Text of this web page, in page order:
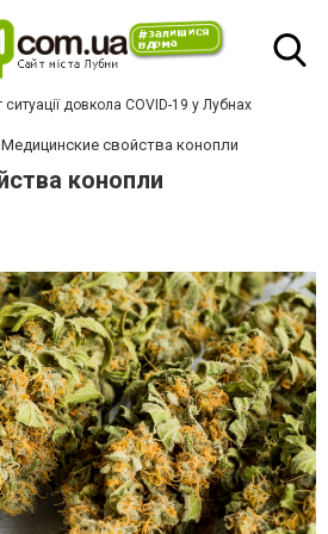
довкола COVID-19 у Лубнах
Медицинские свойства конопли
конопли